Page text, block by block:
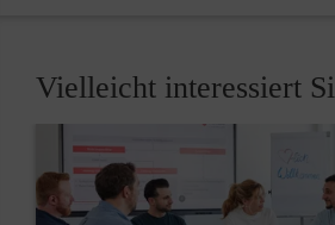
Vielleicht interessiert